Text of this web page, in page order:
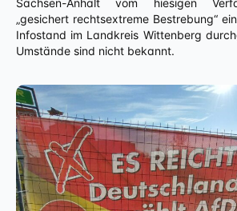
Sachsen-Anhalt vom hiesigen
„gesichert rechtsextreme Bestrebung“
Infostand im Landkreis Wittenberg
Umstände sind nicht bekannt.